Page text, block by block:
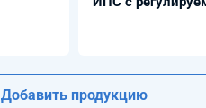
Добавить продукцию